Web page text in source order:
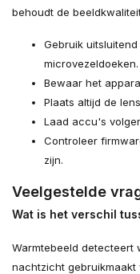
behoudt de
Gebruik
microvezeldoeken.
Bewaar het
Plaats altijd de
Laad accu's
Controleer
zijn.
Veelgestelde
Wat is het verschil
Warmtebeeld detecteert
nachtzicht